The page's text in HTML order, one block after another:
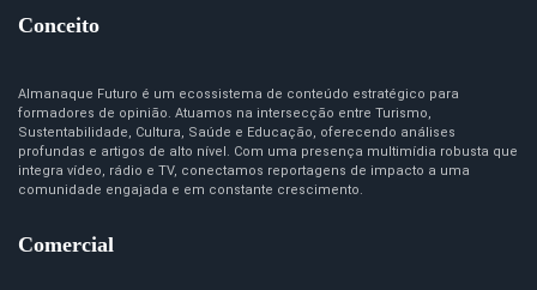
Conceito
Almanaque Futuro é um ecossistema de conteúdo estratégico para
formadores de opinião. Atuamos na intersecção entre Turismo,
Sustentabilidade, Cultura, Saúde e Educação, oferecendo análises
profundas e artigos de alto nível. Com uma presença multimídia robusta que
integra vídeo, rádio e TV, conectamos reportagens de impacto a uma
comunidade engajada e em constante crescimento.
Comercial